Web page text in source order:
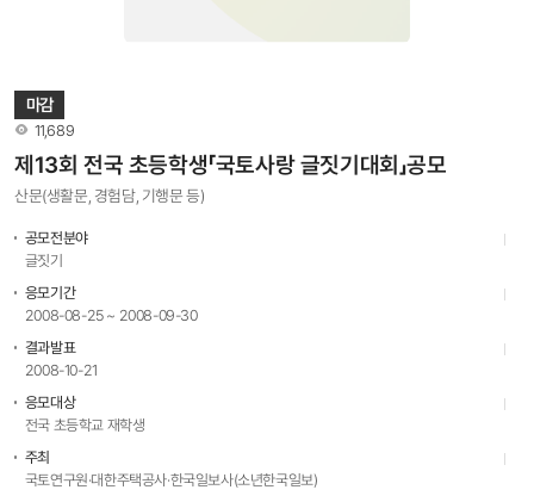
마감
조회수
11,689
제13회 전국 초등학생「국토사랑 글짓기대회」공모
산문(생활문, 경험담, 기행문 등)
공모전분야
글짓기
응모기간
2008-08-25 ~ 2008-09-30
결과발표
2008-10-21
응모대상
전국 초등학교 재학생
주최
국토연구원·대한주택공사·한국일보사(소년한국일보)